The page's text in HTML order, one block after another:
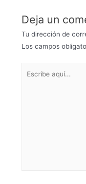
Deja un
Tu dirección de
Los campos